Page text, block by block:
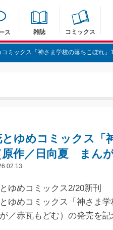
ス 雑誌 コミックス
コミックス「神さま学校の落ちこぼれ
とゆめコミックス「
原作／日向夏 まん
ゆめコミックス2/20新刊
ゆめコミックス「神さま
／赤瓦もどむ）の発売を